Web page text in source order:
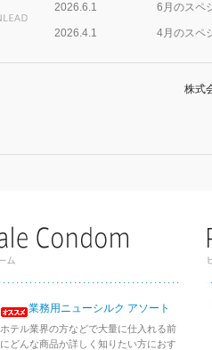
2026.6.1 6月のスペ
2026.4.1 4月のスペ
2025年の
2025.2.1 2月のス
2024年の
2024.8.1 8月のス
2024.6.1 6月のスペ
株式
業務用ニューシルク アソート
ホテル業界の方などで大量に仕入れる前
にどんな商品か詳しく知りたい方におす